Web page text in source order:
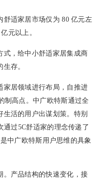
适家居市场仅为 80 亿元左
元以上。
，给中小舒适家居集成商
存。
居领域进行布局，自推进
制高点。中广欧特斯通过全
活的用户出谋划策。特别
过5C舒适家的理念传递了
中广欧特斯用户思维的具象
产品结构的快速变化，接